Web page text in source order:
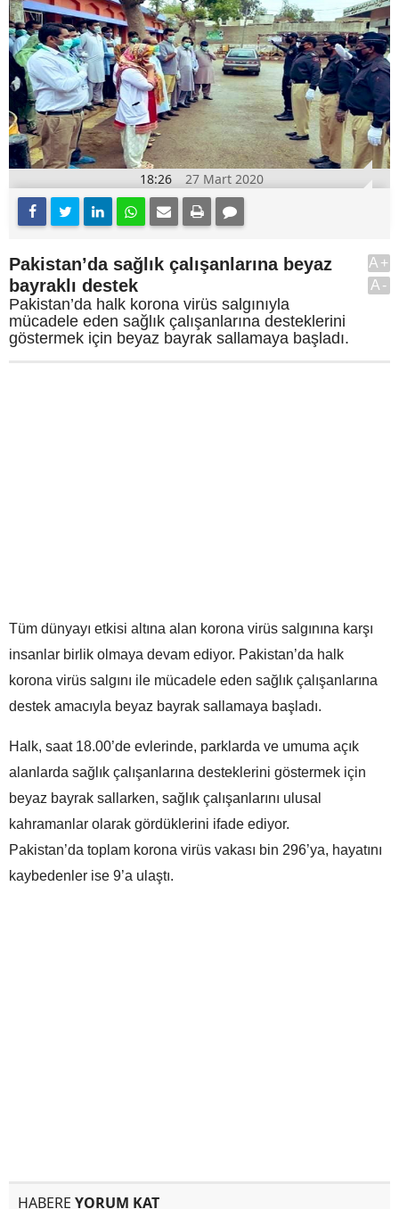
18:26 27 Mart 2020
Pakistan’da sağlık çalışanlarına beyaz
bayraklı destek
Pakistan’da halk korona virüs salgınıyla
mücadele eden sağlık çalışanlarına desteklerini
göstermek için beyaz bayrak sallamaya başladı.
A+
A-
Tüm dünyayı etkisi altına alan korona virüs salgınına karşı
insanlar birlik olmaya devam ediyor. Pakistan’da halk
korona virüs salgını ile mücadele eden sağlık çalışanlarına
destek amacıyla beyaz bayrak sallamaya başladı.
Halk, saat 18.00’de evlerinde, parklarda ve umuma açık
alanlarda sağlık çalışanlarına desteklerini göstermek için
beyaz bayrak sallarken, sağlık çalışanlarını ulusal
kahramanlar olarak gördüklerini ifade ediyor.
Pakistan’da toplam korona virüs vakası bin 296’ya, hayatını
kaybedenler ise 9’a ulaştı.
HABERE YORUM KAT